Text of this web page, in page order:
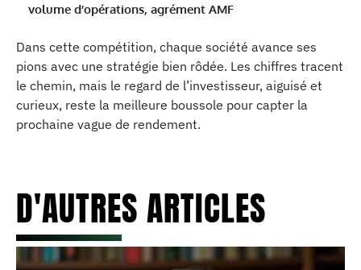
volume d’opérations, agrément AMF
Dans cette compétition, chaque société avance ses
pions avec une stratégie bien rôdée. Les chiffres tracent
le chemin, mais le regard de l’investisseur, aiguisé et
curieux, reste la meilleure boussole pour capter la
prochaine vague de rendement.
D'AUTRES ARTICLES